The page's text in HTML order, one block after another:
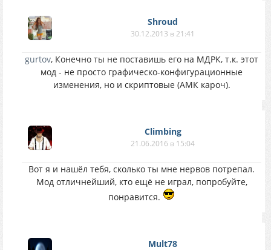
Shroud
30.12.2013 в 21:41
gurtov, Конечно ты не поставишь его на МДРК, т.к. этот
мод - не просто графическо-конфигурационные
изменения, но и скриптовые (АМК кароч).
Climbing
21.06.2016 в 15:04
Вот я и нашёл тебя, сколько ты мне нервов потрепал.
Мод отличнейший, кто ещё не играл, попробуйте,
понравится.
Mult78